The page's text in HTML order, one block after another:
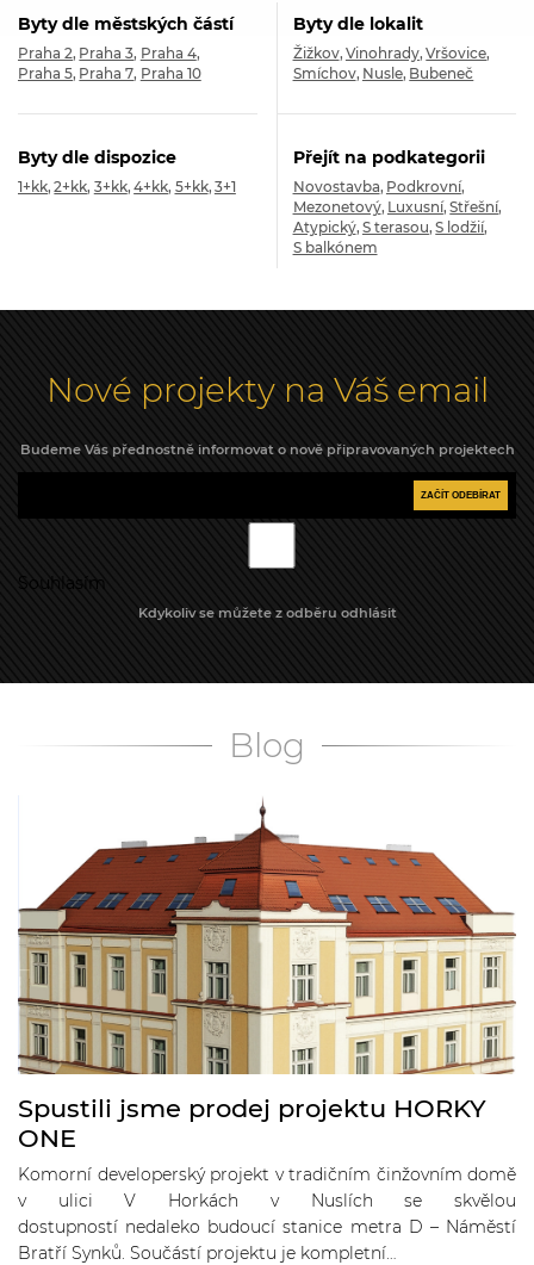
Byty dle městských částí
Praha 2 Praha 3 Praha 4
Praha 5 Praha 7 Praha 10
Byty dle lokalit
Žižkov Vinohrady Vršovice
Smíchov Nusle Bubeneč
Byty dle dispozice
1+kk 2+kk 3+kk 4+kk 5+kk 3+1
Přejít na podkategorii
Novostavba Podkrovní
Mezonetový Luxusní Střešní
Atypický S terasou S lodžií
S balkónem
Nové projekty na Váš email
Budeme Vás přednostně informovat o nově připravovaných projektech
Souhlasím
ZAČÍT ODEBÍRAT
Kdykoliv se můžete z odběru odhlásit
Blog
Spustili jsme prodej projektu HORKY
ONE
Komorní developerský projekt v tradičním činžovním domě
v ulici V Horkách v Nuslích se skvělou
dostupností nedaleko budoucí stanice metra D – Náměstí
Bratří Synků. Součástí projektu je kompletní…